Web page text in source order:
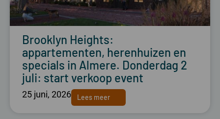
Brooklyn Heights:
appartementen, herenhuizen en
specials in Almere. Donderdag 2
juli: start verkoop event
25 juni, 2026 Lees meer